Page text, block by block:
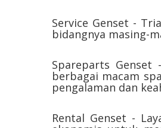
Service Genset -
bidangnya masing-
Spareparts
berbagai macam
pengalaman dan
Rental Genset -